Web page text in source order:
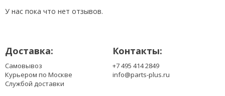
У нас пока что нет отзывов.
Доставка:
Самовывоз
Курьером по Москве
Службой доставки
Контакты:
+7 495 414 2849
info@parts-plus.ru